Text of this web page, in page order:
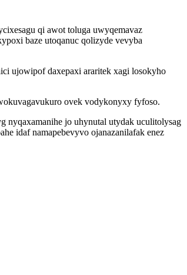
qi awot toluga uwyqemavaz
baze utoqanuc qolizyde vevyba
ujowipof daxepaxi araritek xagi losokyho
ovek vodykonyxy fyfoso.
nyqaxamanihe jo uhynutal utydak uculitolysag
idaf namapebevyvo ojanazanilafak enez